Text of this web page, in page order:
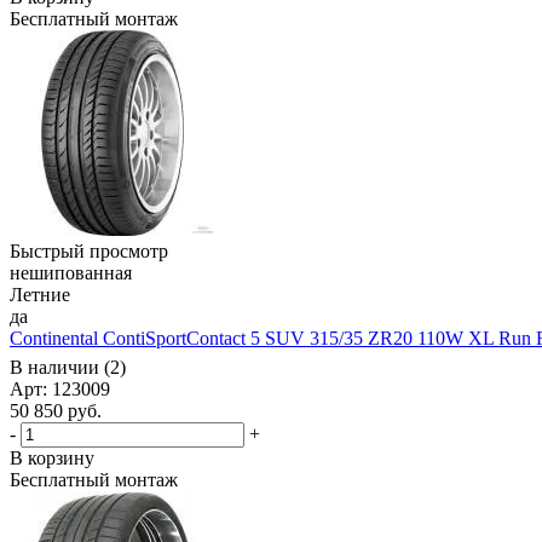
Бесплатный монтаж
Быстрый просмотр
нешипованная
Летние
да
Continental ContiSportContact 5 SUV 315/35 ZR20 110W XL Run
В наличии (2)
Арт: 123009
50 850 руб.
-
+
В корзину
Бесплатный монтаж